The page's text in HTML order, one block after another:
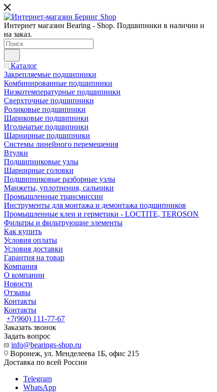
Интернет магазин Bearing - Shop. Подшипники в наличии и
на заказ.
Каталог
Закрепляемые подшипники
Комбинированные подшипники
Низкотемпературные подшипники
Сверхточные подшипники
Роликовые подшипники
Шариковые подшипники
Игольчатые подшипники
Шарнирные подшипники
Системы линейного перемещения
Втулки
Подшипниковые узлы
Шарнирные головки
Подшипниковые разборные узлы
Манжеты, уплотнения, сальники
Промышленные трансмиссии
Инструменты для монтажа и демонтажа подшипников
Промышленные клеи и герметики - LOCTITE, TEROSON
Фильтры и фильтрующие элементы
Как купить
Условия оплаты
Условия доставки
Гарантия на товар
Компания
О компании
Новости
Отзывы
Контакты
Контакты
+7(960) 111-77-67
Заказать звонок
Задать вопрос
info@bearings-shop.ru
Воронеж, ул. Менделеева 1Б, офис 215
Доставка по всей России
Telegram
WhatsApp